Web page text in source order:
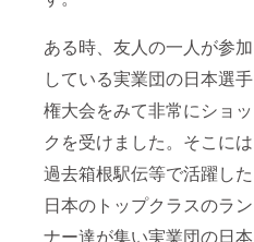
ある時、友人の一人が参加
している実業団の日本選手
権大会をみて非常にショッ
クを受けました。そこには
過去箱根駅伝等で活躍した
日本のトップクラスのラン
ナー達が集い実業団の日本